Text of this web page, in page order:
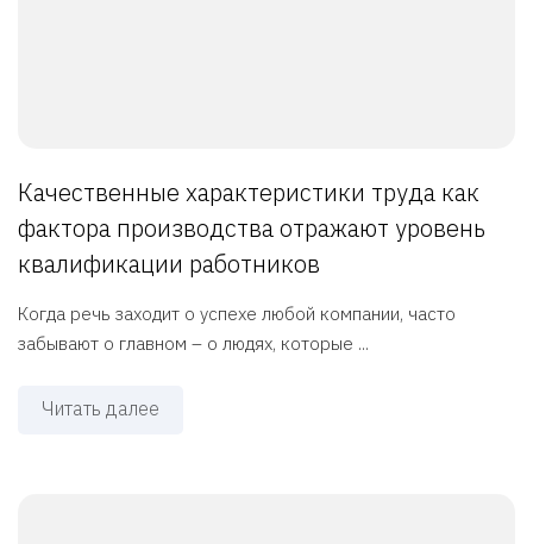
Качественные характеристики труда как
фактора производства отражают уровень
квалификации работников
Когда речь заходит о успехе любой компании, часто
забывают о главном – о людях, которые ...
Читать далее